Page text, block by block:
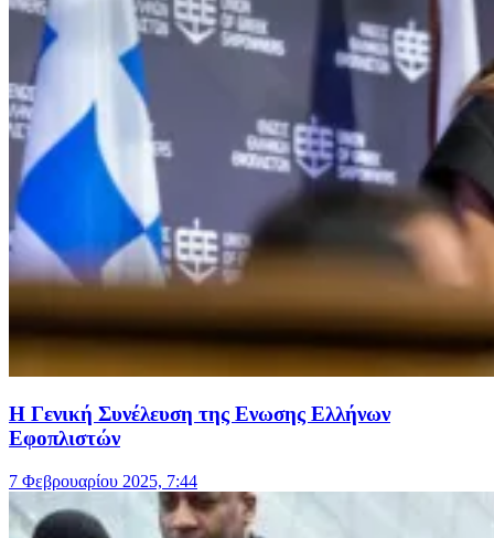
Η Γενική Συνέλευση της Ενωσης Ελλήνων
Εφοπλιστών
7 Φεβρουαρίου 2025, 7:44